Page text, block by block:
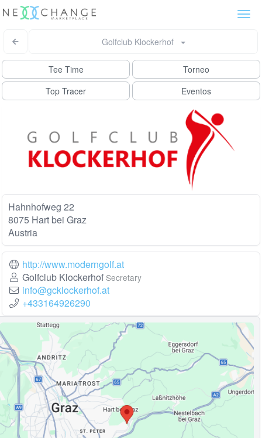
Golfclub Klockerhof
Tee Time
Torneo
Top Tracer
Eventos
Hahnhofweg 22
8075 Hart bei Graz
Austria
http://www.moderngolf.at
Golfclub Klockerhof Secretary
info@gcklockerhof.at
+433164926290